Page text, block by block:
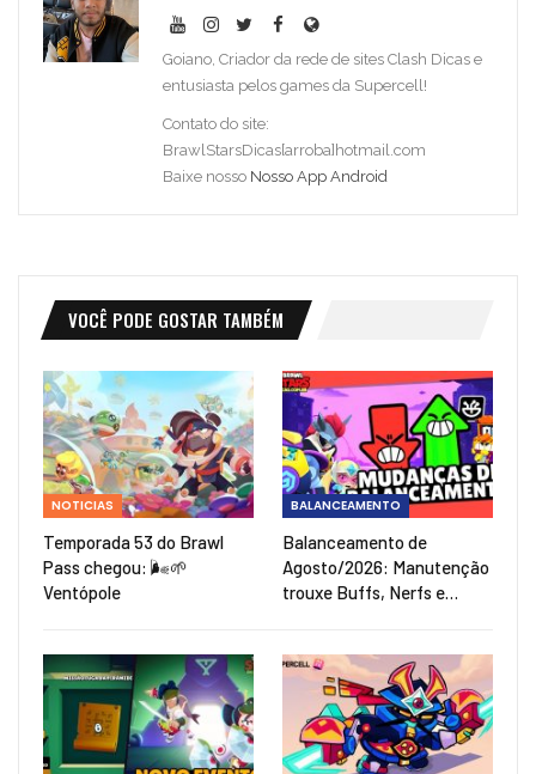
Goiano, Criador da rede de sites Clash Dicas e
entusiasta pelos games da Supercell!
Contato do site:
BrawlStarsDicas[arroba]hotmail.com
Baixe nosso Nosso App Android
VOCÊ PODE GOSTAR TAMBÉM
NOTICIAS
Temporada 53 do Brawl
Pass chegou: 🌬️🌱
Ventópole
BALANCEAMENTO
Balanceamento de
Agosto/2026: Manutenção
trouxe Buffs, Nerfs e…